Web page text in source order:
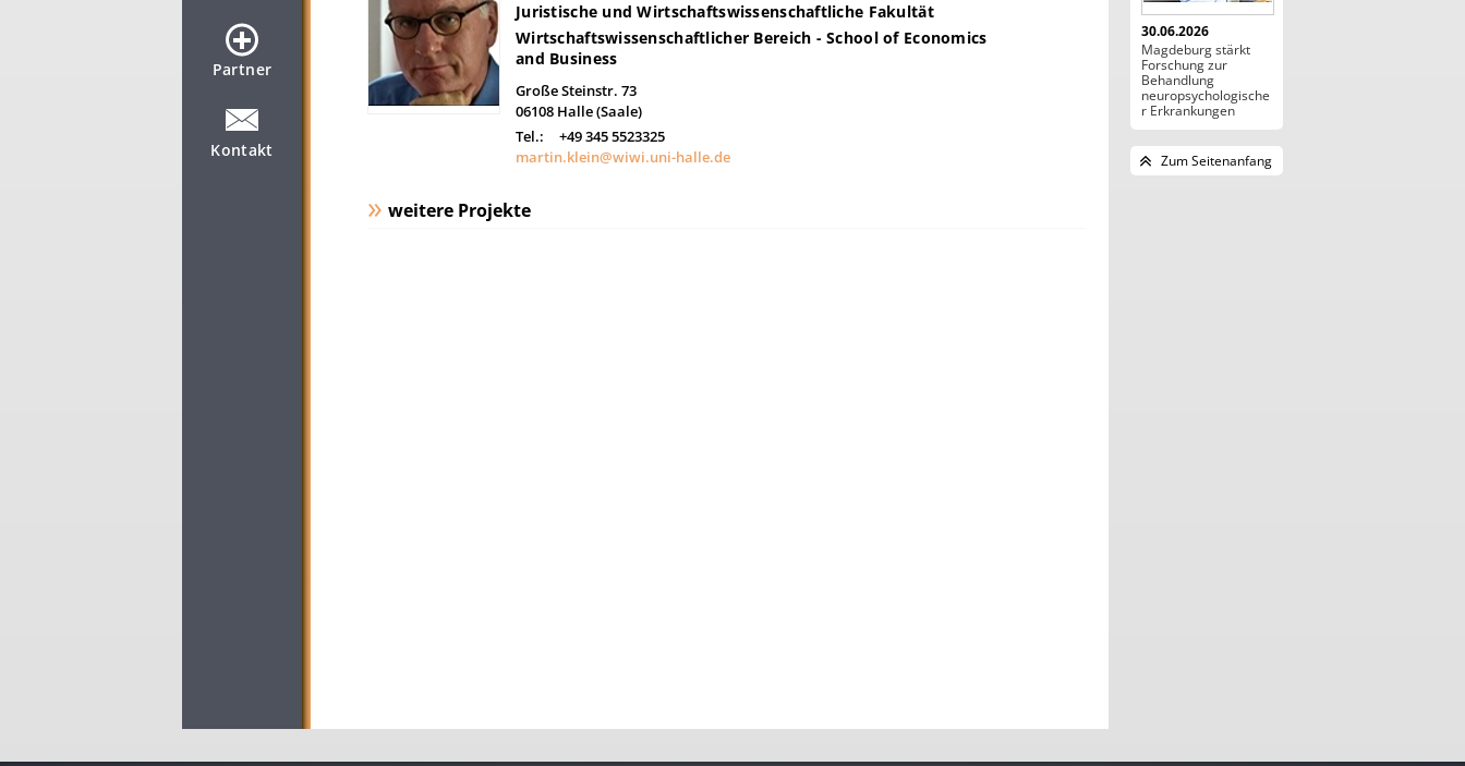
Partner
Kontakt
Juristische und Wirtschaftswissenschaftliche Fakultät
Wirtschaftswissenschaftlicher Bereich - School of Economics
and Business
Große Steinstr. 73
06108 Halle (Saale)
Tel.:
+49 345 5523325
martin.klein@wiwi.uni-halle.de
weitere Projekte
30.06.2026
Magdeburg stärkt
Forschung zur
Behandlung
neuropsychologische
r Erkrankungen
Zum Seitenanfang